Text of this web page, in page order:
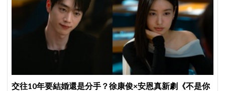
交往10年要結婚還是分手？徐康俊×安恩真新劇《不是你